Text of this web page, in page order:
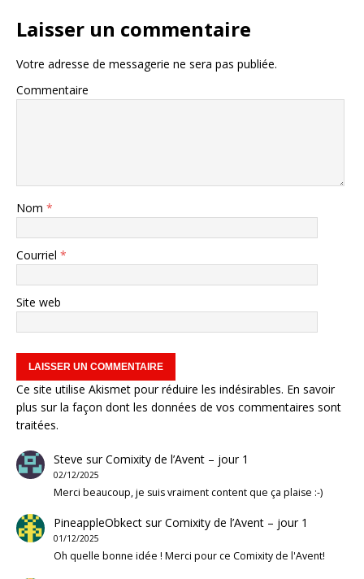
Laisser un commentaire
Votre adresse de messagerie ne sera pas publiée.
Commentaire
Nom *
Courriel *
Site web
Ce site utilise Akismet pour réduire les indésirables. En savoir
plus sur la façon dont les données de vos commentaires sont
traitées.
Steve surComixity de l’Avent – jour 1
02/12/2025
Merci beaucoup, je suis vraiment content que ça plaise :-)
PineappleObkectsurComixity de l’Avent – jour 1
01/12/2025
Oh quelle bonne idée ! Merci pour ce Comixity de l'Avent!